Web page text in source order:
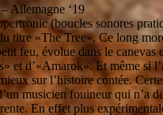
Allemagne ‘19
(boucles sonores
titre «The Tree». Ce long
feu, évolue dans le
et d’«Amarok». Et même si
sur l’histoire contée.
musicien fouineur qui
En effet plus